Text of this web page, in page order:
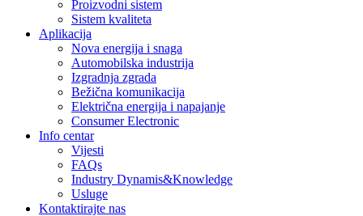
Proizvodni sistem
Sistem kvaliteta
Aplikacija
Nova energija i snaga
Automobilska industrija
Izgradnja zgrada
Bežična komunikacija
Električna energija i napajanje
Consumer Electronic
Info centar
Vijesti
FAQs
Industry Dynamis&Knowledge
Usluge
Kontaktirajte nas